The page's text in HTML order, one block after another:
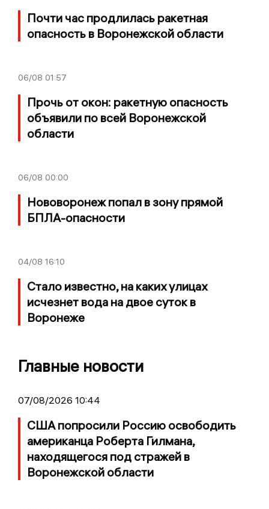
Почти час продлилась ракетная
опасность в Воронежской области
06/08 01:57
Прочь от окон: ракетную опасность
объявили по всей Воронежской
области
06/08 00:00
Нововоронеж попал в зону прямой
БПЛА-опасности
04/08 16:10
Стало известно, на каких улицах
исчезнет вода на двое суток в
Воронеже
Главные новости
07/08/2026 10:44
США попросили Россию освободить
американца Роберта Гилмана,
находящегося под стражей в
Воронежской области